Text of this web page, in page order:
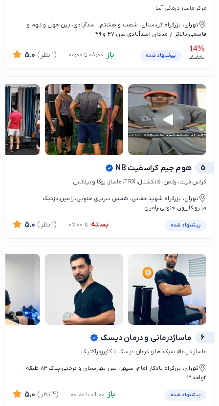
مرکز ماساژ درمانی آسا
تهران، بزرگراه کردستان، شصت و هشتم، اسدآبادی، بین چهل و نهم و
قاسمی،بالاتر از میدان اسدآبادی بین ۴۷ و ۴۹
14%
تخفیف پیشنهاد شده باز 5.0 (1 نظر)
5 هوم جیم کراسفیت NB
کراس فیت، رقص، فانکشنال، TRX، ماساژ، یوگا و پیلاتس
تهران، بزرگراه شهید حقانی، شمس تبریزی جنوبی، رامین،نزدیک
مترو،کازرون جنوبی،رامین
پیشنهاد شده بسته تا 07:00 5.0 (1 نظر)
6 ماساژدرمانی و درمان دیسک
ماساژ درتمام سبک ها و درمان دیسک با کایروپراکتیک
تهران، بزرگراه یادگار امام، سپهر، بین بهارستان و درختی،پلاک 83 طبقه
2واحد 3
پیشنهاد شده باز 5.0 (4 نظر)